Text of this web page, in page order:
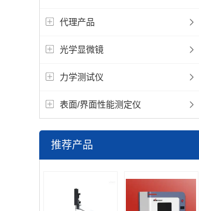
代理产品
光学显微镜
力学测试仪
表面/界面性能测定仪
推荐产品